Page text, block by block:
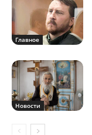
Главное
Новости